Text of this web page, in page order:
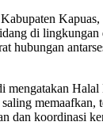
Kapuas,
di lingkungan
hubungan
mengatakan
memaafkan,
dan koordinasi